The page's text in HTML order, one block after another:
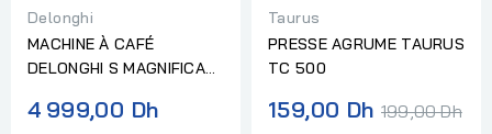
Delonghi
MACHINE À CAFÉ
DELONGHI S MAGNIFICA
4 999,00 Dh
Taurus
PRESSE AGRUME TAURUS
TC 500
159,00 Dh Prix
199,00 Dh